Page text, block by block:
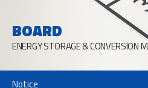
BOARD
ENERGY STORAGE & CONVERSION
Notice